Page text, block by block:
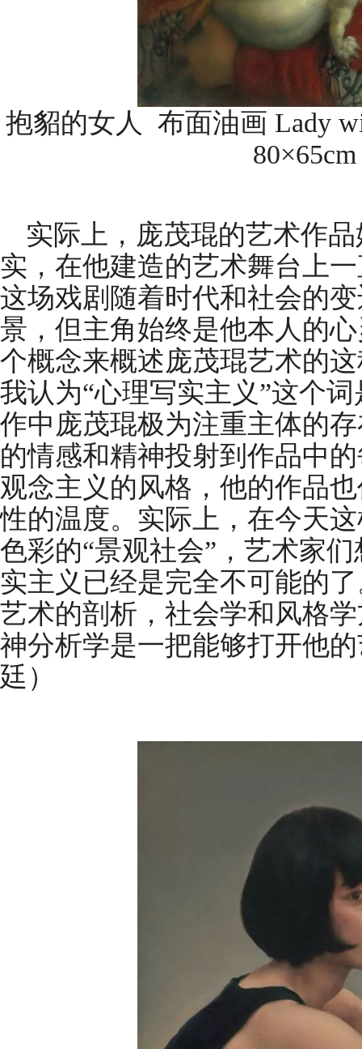
抱貂的女人 布面油画 Lady
实际上，庞茂琨的艺术作
实，在他建造的艺术舞台上
这场戏剧随着时代和社会的
景，但主角始终是他本人的
个概念来概述庞茂琨艺术的
我认为“心理写实主义”这个
作中庞茂琨极为注重主体的
的情感和精神投射到作品中
观念主义的风格，他的作品
性的温度。实际上，在今天
色彩的“景观社会”，艺术家
实主义已经是完全不可能的
艺术的剖析，社会学和风格
神分析学是一把能够打开他
廷）